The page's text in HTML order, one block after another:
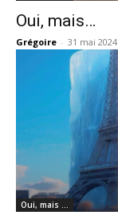
Oui, mais…
Grégoire - 31 mai 2024
Oui, mais …